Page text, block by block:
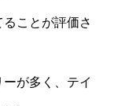
ことが評価さ
が多く、テイ